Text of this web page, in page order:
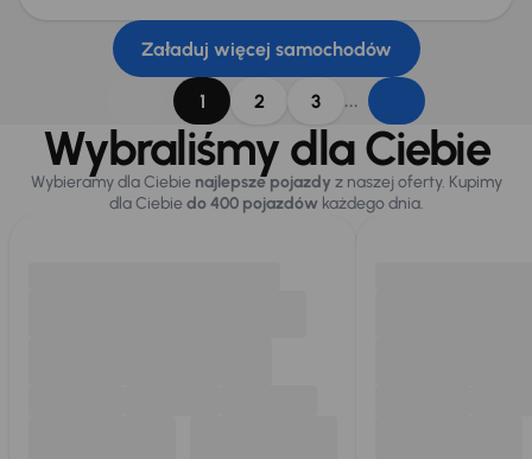
Załaduj więcej samochodów
1 2 3 ...
Wybraliśmy dla Ciebie
Wybieramy dla Ciebie najlepsze pojazdy z naszej oferty. Kupimy
dla Ciebiedo 400 pojazdówkażdego dnia.